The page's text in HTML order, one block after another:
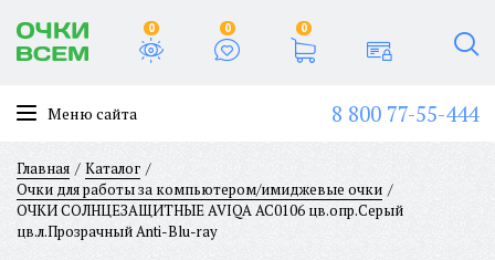
0 0 0
Меню сайта 8 800 77-55-444
Главная
Каталог
Очки для работы за компьютером/имиджевые очки
ОЧКИ СОЛНЦЕЗАЩИТНЫЕ AVIQA AC0106 цв.опр.Серый
цв.л.Прозрачный Anti-Blu-ray